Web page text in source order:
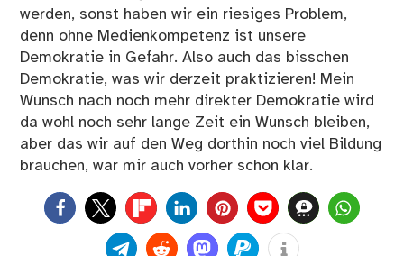
werden, sonst haben wir ein riesiges Problem,
denn ohne Medienkompetenz ist unsere
Demokratie in Gefahr. Also auch das bisschen
Demokratie, was wir derzeit praktizieren! Mein
Wunsch nach noch mehr direkter Demokratie wird
da wohl noch sehr lange Zeit ein Wunsch bleiben,
aber das wir auf den Weg dorthin noch viel Bildung
brauchen, war mir auch vorher schon klar.
0